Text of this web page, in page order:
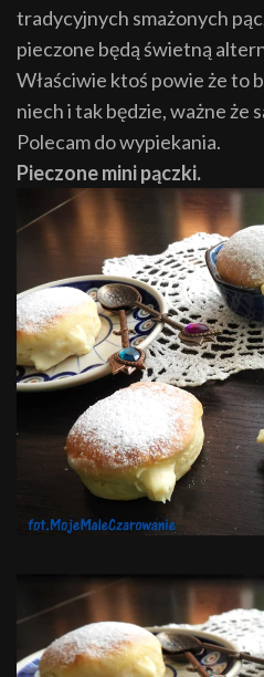
tradycyjnych smażonych
pieczone będą świetną
Właściwie ktoś powie że to
niech i tak będzie, ważne że
Polecam do wypiekania.
Pieczone mini pączki.